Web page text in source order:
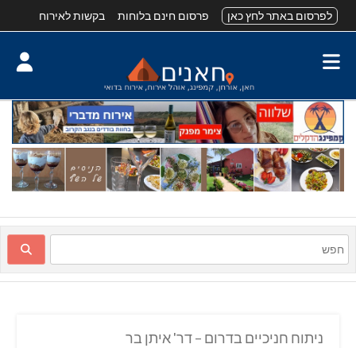
לפרסום באתר לחץ כאן פרסום חינם בלוחות בקשות לאירוח
ניתוח חניכיים בדרום – דר' איתן בר